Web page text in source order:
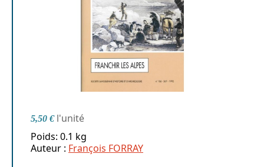
5,50 € l'unité
Poids: 0.1 kg
Auteur : François FORRAY